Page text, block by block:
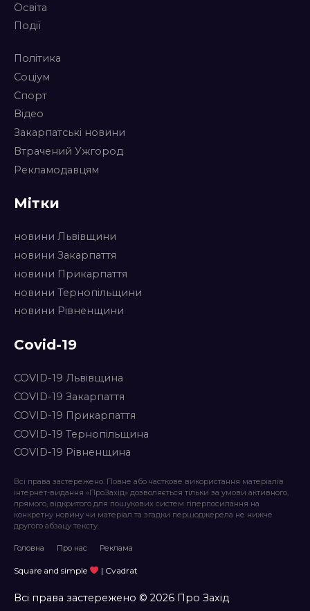
Освіта
Події
Політика
Соціум
Спорт
Відео
Закарпатські новини
Втрачений Ужгород
Рекламодавцям
Мітки
новини Львівщини
новини Закарпаття
новини Прикарпаття
новини Тернопільщини
новини Рівненщини
Covid-19
COVID-19 Львівщина
COVID-19 Закарпаття
COVID-19 Прикарпаття
COVID-19 Тернопільщина
COVID-19 Рівненщина
Всі права застережено. Повне або часткове використання матеріалів
інтернет-видання «ПроЗахід» дозволяється тільки за умови активного,
прямого, відкритого для пошукових систем гіперпосилання на
конкретну новину чи матеріал та згадки першоджерела не нижче
другого абзацу тексту.
Головна Про нас Реклама
Square and simple | Cvadrat
Всі права застережено © 2026 Про Захід